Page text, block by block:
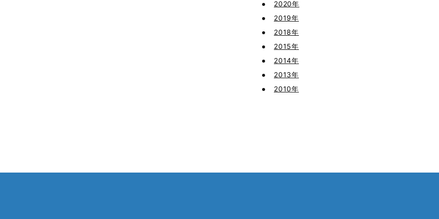
2020年
2019年
2018年
2015年
2014年
2013年
2010年